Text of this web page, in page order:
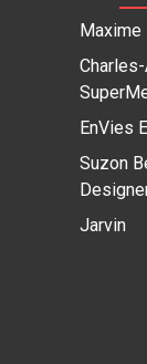
Maxime
EnVies
Suzon
Jarvin